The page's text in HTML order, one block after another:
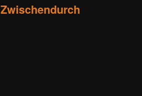
Zwischendurch